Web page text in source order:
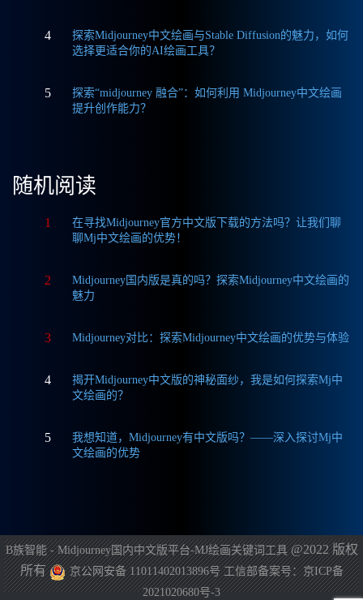
4
探索Midjourney中文绘画与Stable Diffusion的魅力，如何
选择更适合你的AI绘画工具？
5
探索“midjourney 融合”：如何利用 Midjourney中文绘画
提升创作能力？
随机阅读
1
在寻找Midjourney官方中文版下载的方法吗？让我们聊
聊Mj中文绘画的优势！
2
Midjourney国内版是真的吗？探索Midjourney中文绘画的
魅力
3 Midjourney对比：探索Midjourney中文绘画的优势与体验
4
揭开Midjourney中文版的神秘面纱，我是如何探索Mj中
文绘画的？
5
我想知道，Midjourney有中文版吗？——深入探讨Mj中
文绘画的优势
B族智能 - Midjourney国内中文版平台-MJ绘画关键词工具@2022 版权
所有
京公网安备 11011402013896号 工信部备案号：京ICP备
2021020680号-3